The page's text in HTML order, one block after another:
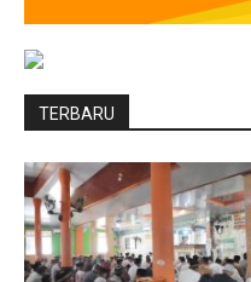
TERBARU